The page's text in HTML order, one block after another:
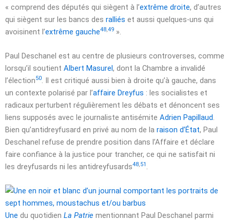
« comprend des députés qui siègent à l’extrême droite, d’autres
qui siègent sur les bancs des ralliés et aussi quelques-uns qui
avoisinent l’extrême gauche48,49 »
Paul Deschanel est au centre de plusieurs controverses, comme
lorsqu’il soutient Albert Masurel, dont la Chambre a invalidé
l’élection50. Il est critiqué aussi bien à droite qu’à gauche, dans
un contexte polarisé par l’affaire Dreyfus : les socialistes et
radicaux perturbent régulièrement les débats et dénoncent ses
liens supposés avec le journaliste antisémite Adrien Papillaud.
Bien qu’antidreyfusard en privé au nom de la raison d’État, Paul
Deschanel refuse de prendre position dans l’Affaire et déclare
faire confiance à la justice pour trancher, ce qui ne satisfait ni
les dreyfusards ni les antidreyfusards48,51 .
Une du quotidien La Patrie mentionnant Paul Deschanel parmi